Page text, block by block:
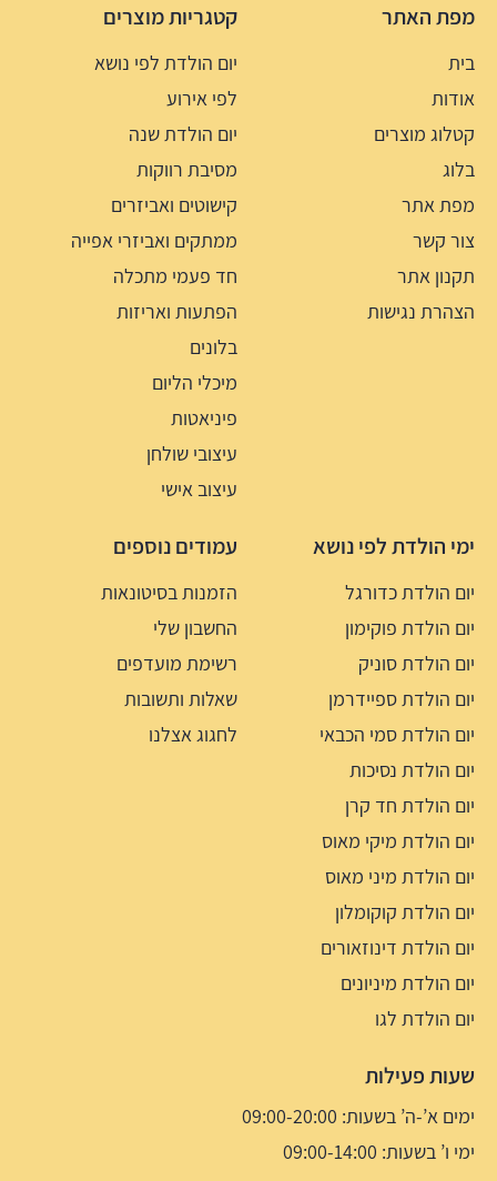
מפת האתר
בית
אודות
קטלוג מוצרים
בלוג
מפת אתר
צור קשר
תקנון אתר
הצהרת נגישות
קטגריות מוצרים
יום הולדת לפי נושא
לפי אירוע
יום הולדת שנה
מסיבת רווקות
קישוטים ואביזרים
ממתקים ואביזרי אפייה
חד פעמי מתכלה
הפתעות ואריזות
בלונים
מיכלי הליום
פיניאטות
עיצובי שולחן
עיצוב אישי
ימי הולדת לפי נושא
יום הולדת כדורגל
יום הולדת פוקימון
יום הולדת סוניק
יום הולדת ספיידרמן
יום הולדת סמי הכבאי
יום הולדת נסיכות
יום הולדת חד קרן
יום הולדת מיקי מאוס
יום הולדת מיני מאוס
יום הולדת קוקומלון
יום הולדת דינוזאורים
יום הולדת מיניונים
יום הולדת לגו
עמודים נוספים
הזמנות בסיטונאות
החשבון שלי
רשימת מועדפים
שאלות ותשובות
לחגוג אצלנו
שעות פעילות
ימים א’-ה’ בשעות: 09:00-20:00
ימי ו’ בשעות: 09:00-14:00